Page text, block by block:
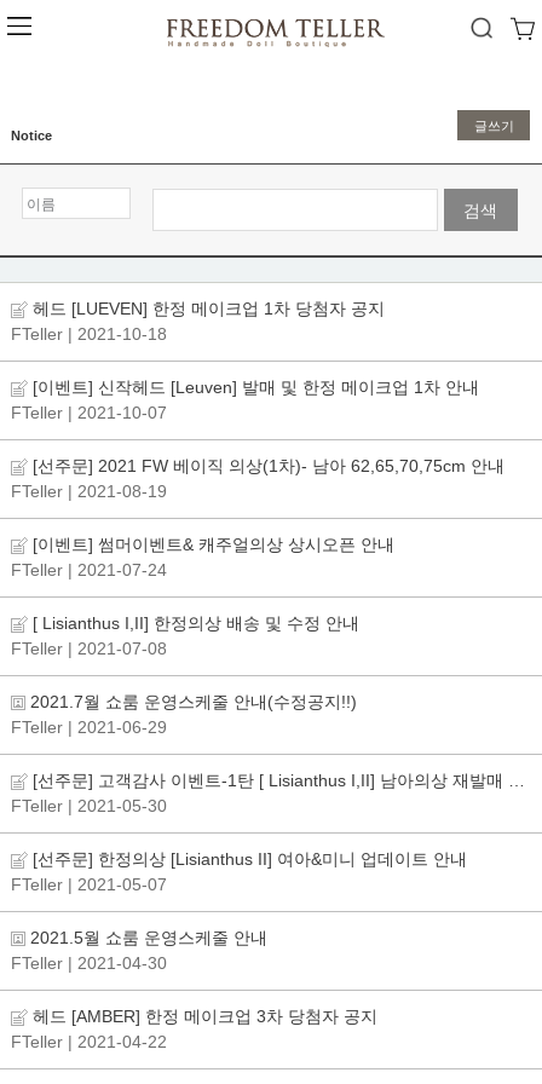
Notice
글쓰기
검색
헤드 [LUEVEN] 한정 메이크업 1차 당첨자 공지
FTeller | 2021-10-18
[이벤트] 신작헤드 [Leuven] 발매 및 한정 메이크업 1차 안내
FTeller | 2021-10-07
[선주문] 2021 FW 베이직 의상(1차)- 남아 62,65,70,75cm 안내
FTeller | 2021-08-19
[이벤트] 썸머이벤트& 캐주얼의상 상시오픈 안내
FTeller | 2021-07-24
[ Lisianthus I,II] 한정의상 배송 및 수정 안내
FTeller | 2021-07-08
2021.7월 쇼룸 운영스케줄 안내(수정공지!!)
FTeller | 2021-06-29
[선주문] 고객감사 이벤트-1탄 [ Lisianthus I,II] 남아의상 재발매 안내
FTeller | 2021-05-30
[선주문] 한정의상 [Lisianthus II] 여아&미니 업데이트 안내
FTeller | 2021-05-07
2021.5월 쇼룸 운영스케줄 안내
FTeller | 2021-04-30
헤드 [AMBER] 한정 메이크업 3차 당첨자 공지
FTeller | 2021-04-22